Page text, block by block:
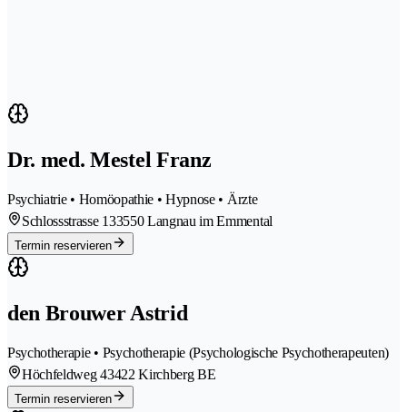
Dr. med. Mestel Franz
Psychiatrie • Homöopathie • Hypnose • Ärzte
Schlossstrasse 133550 Langnau im Emmental
Termin reservieren
den Brouwer Astrid
Psychotherapie • Psychotherapie (Psychologische Psychotherapeuten)
Höchfeldweg 43422 Kirchberg BE
Termin reservieren